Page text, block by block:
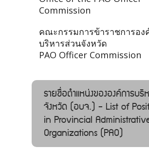
Commission
คณะกรรมการข้าราชการอง
บริหารส่วนจังหวัด
PAO Officer Commission
รายชื่อตำแหน่งขององค์การบริ
จังหวัด (อบจ.) - List of
in Provincial
Organizations (PAO)